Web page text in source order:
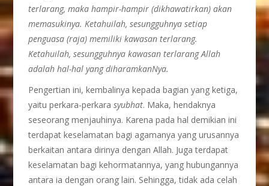
terlarang, maka hampir-hampir (dikhawatirkan) akan
memasukinya. Ketahuilah, sesungguhnya setiap
penguasa (raja) memiliki kawasan terlarang.
Ketahuilah, sesungguhnya kawasan terlarang Allah
adalah hal-hal yang diharamkanNya.
Pengertian ini, kembalinya kepada bagian yang ketiga,
yaitu perkara-perkarasyubhat. Maka, hendaknya
seseorang menjauhinya. Karena pada hal demikian ini
terdapat keselamatan bagi agamanya yang urusannya
berkaitan antara dirinya dengan Allah. Juga terdapat
keselamatan bagi kehormatannya, yang hubungannya
antara ia dengan orang lain. Sehingga, tidak ada celah